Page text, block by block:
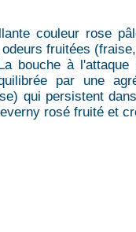
couleur rose
fruitées
bouche à
par une
qui persistent
rosé fruité et